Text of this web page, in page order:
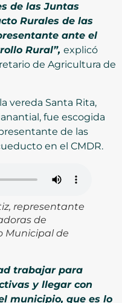
de las Juntas
Rurales de las
ante el
Rural”, explicó
de Agricultura de
vereda Santa Rita,
fue escogida
de las
en el CMDR.
representante
de
Municipal de
trabajar para
y llegar con
municipio, que es lo